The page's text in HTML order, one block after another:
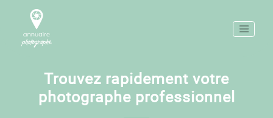
Trouvez rapidement votre
photographe professionnel